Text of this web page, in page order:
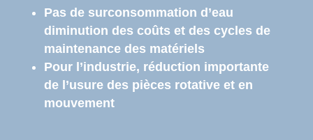
Pas de surconsommation d’eau
diminution des coûts et des cycles de
maintenance des matériels
Pour l’industrie, réduction importante
de l’usure des pièces rotative et en
mouvement